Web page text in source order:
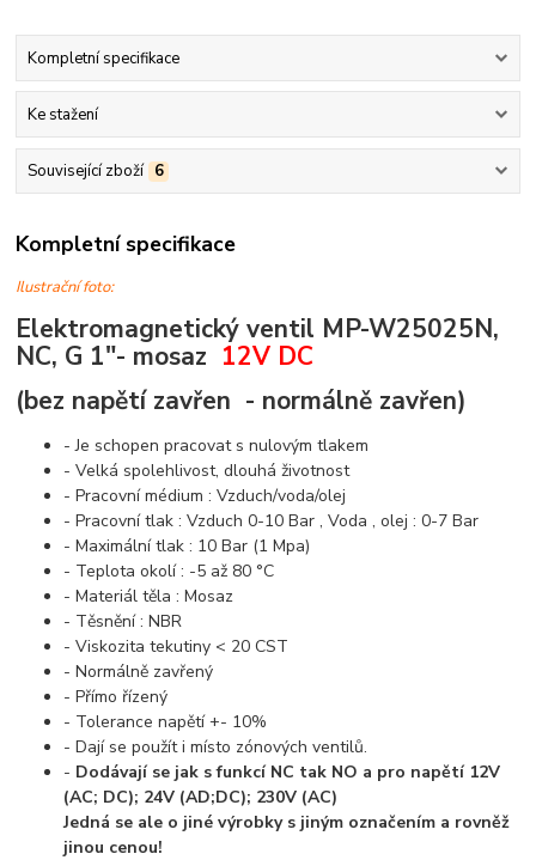
Kompletní specifikace
Ke stažení
Související zboží 6
Kompletní specifikace
Ilustrační foto:
Elektromagnetický ventil MP-W25025N,
NC, G 1"- mosaz 12V DC
(bez napětí zavřen - normálně zavřen)
- Je schopen pracovat s nulovým tlakem
- Velká spolehlivost, dlouhá životnost
- Pracovní médium : Vzduch/voda/olej
- Pracovní tlak : Vzduch 0-10 Bar , Voda , olej : 0-7 Bar
- Maximální tlak : 10 Bar (1 Mpa)
- Teplota okolí : -5 až 80 °C
- Materiál těla : Mosaz
- Těsnění : NBR
- Viskozita tekutiny < 20 CST
- Normálně zavřený
- Přímo řízený
- Tolerance napětí +- 10%
- Dají se použít i místo zónových ventilů.
- Dodávají se jak s funkcí NC tak NO a pro napětí 12V
(AC; DC); 24V (AD;DC); 230V (AC)
Jedná se ale o jiné výrobky s jiným označením a rovněž
jinou cenou!